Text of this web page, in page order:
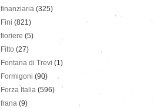
finanziaria (325)
Fini (821)
fioriere (5)
Fitto (27)
Fontana di Trevi (1)
Formigoni (90)
Forza Italia (596)
frana (9)